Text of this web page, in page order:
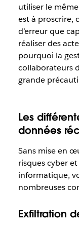
utiliser le
est à proscrire,
d’erreur que
réaliser des
pourquoi la
collaborateurs
grande
Les
données
Sans mise en
risques cyber
informatique,
nombreuses
Exfiltration